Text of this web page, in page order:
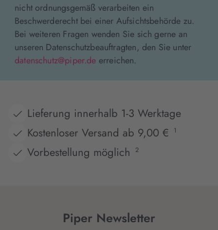
nicht ordnungsgemäß verarbeiten ein
Beschwerderecht bei einer Aufsichtsbehörde zu.
Bei weiteren Fragen wenden Sie sich gerne an
unseren Datenschutzbeauftragten, den Sie unter
datenschutz@piper.de erreichen.
Lieferung innerhalb 1-3 Werktage
Kostenloser Versand ab 9,00 €
1
Vorbestellung möglich 2
Piper Newsletter